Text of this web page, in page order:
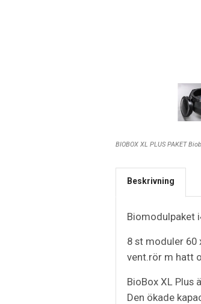
BIOBOX XL PLUS PAKET
Beskrivning
Biomodulpaket
8 st moduler 60
vent.rör m hatt
BioBox XL Plus
Den ökade